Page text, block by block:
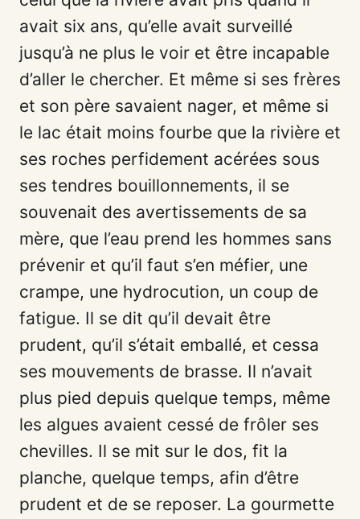
avait six ans, qu’elle avait surveillé
jusqu’à ne plus le voir et être incapable
d’aller le chercher. Et même si ses frères
et son père savaient nager, et même si
le lac était moins fourbe que la rivière et
ses roches perfidement acérées sous
ses tendres bouillonnements, il se
souvenait des avertissements de sa
mère, que l’eau prend les hommes sans
prévenir et qu’il faut s’en méfier, une
crampe, une hydrocution, un coup de
fatigue. Il se dit qu’il devait être
prudent, qu’il s’était emballé, et cessa
ses mouvements de brasse. Il n’avait
plus pied depuis quelque temps, même
les algues avaient cessé de frôler ses
chevilles. Il se mit sur le dos, fit la
planche, quelque temps, afin d’être
prudent et de se reposer. La gourmette